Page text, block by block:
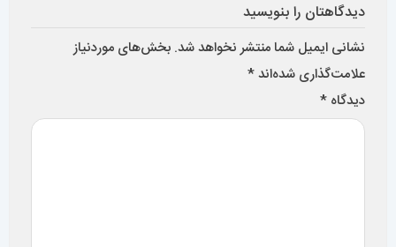
دیدگاهتان را بنویسید
نشانی ایمیل شما منتشر نخواهد شد. بخش‌های موردنیاز
علامت‌گذاری شده‌اند*
دیدگاه *